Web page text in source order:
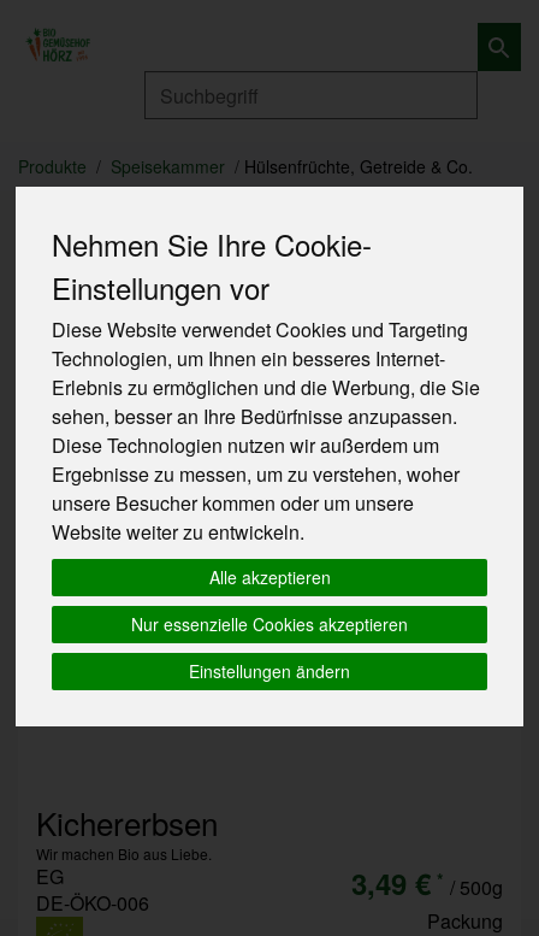
Nehmen Sie Ihre Cookie-
Einstellungen vor
Diese Website verwendet Cookies und Targeting
Technologien, um Ihnen ein besseres Internet-
Erlebnis zu ermöglichen und die Werbung, die Sie
sehen, besser an Ihre Bedürfnisse anzupassen.
Diese Technologien nutzen wir außerdem um
Ergebnisse zu messen, um zu verstehen, woher
unsere Besucher kommen oder um unsere
Website weiter zu entwickeln.
Alle akzeptieren
Nur essenzielle Cookies akzeptieren
Einstellungen ändern
Produkte Speisekammer Hülsenfrüchte, Getreide & Co.
Kichererbsen
Wir machen Bio aus Liebe.
EG
DE-ÖKO-006
3,49 € * / 500g
Packung